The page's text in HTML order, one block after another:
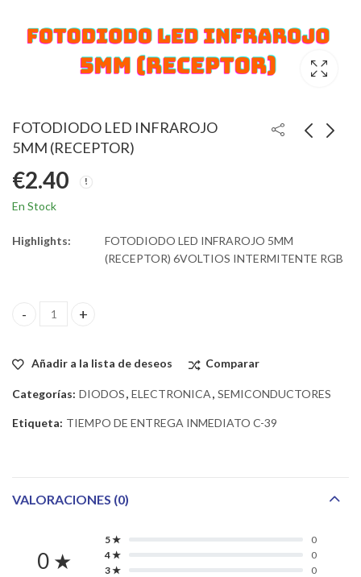
FOTODIODO LED INFRAROJO
5MM (RECEPTOR)
€2.40
En Stock
Highlights:
FOTODIODO LED INFRAROJO 5MM
(RECEPTOR) 6VOLTIOS INTERMITENTE RGB
FOTODIODO LED INFRAROJO 5MM (RECEPTOR) quantity
Añadir a la lista de deseos Comparar
Categorías: DIODOS, ELECTRONICA, SEMICONDUCTORES
Etiqueta: TIEMPO DE ENTREGA INMEDIATO C-39
VALORACIONES (0)
0 ★
5 ★
0
4 ★
0
3 ★
0